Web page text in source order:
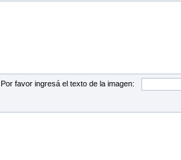
Por favor ingresá el texto de la imagen: